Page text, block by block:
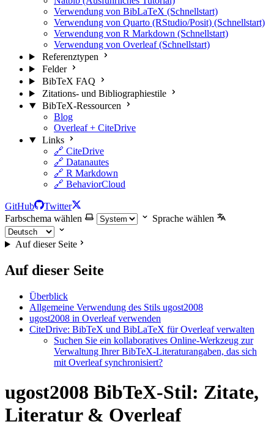
Verwendung von BibLaTeX (Schnellstart)
Verwendung von Quarto (RStudio/Posit) (Schnellstart)
Verwendung von R Markdown (Schnellstart)
Verwendung von Overleaf (Schnellstart)
Referenztypen
Felder
BibTeX FAQ
Zitations- und Bibliographiestile
BibTeX-Ressourcen
Blog
Overleaf + CiteDrive
Links
🔗 CiteDrive
🔗 Datanautes
🔗 R Markdown
🔗 BehaviorCloud
GitHub
Twitter
Farbschema wählen
Sprache wählen
Auf dieser Seite
Auf dieser Seite
Überblick
Allgemeine Verwendung des Stils ugost2008
ugost2008 in Overleaf verwenden
CiteDrive: BibTeX und BibLaTeX für Overleaf verwalten
Suchen Sie ein kollaboratives Online-Werkzeug zur
Verwaltung Ihrer BibTeX-Literaturangaben, das sich
mit Overleaf synchronisiert?
ugost2008 BibTeX-Stil: Zitate,
Literatur & Overleaf